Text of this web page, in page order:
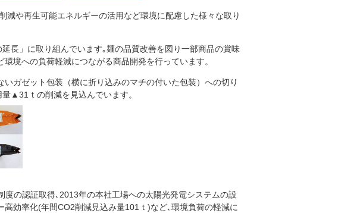
減や再生可能エネルギーの活用など環境に配慮した様々な取り
長」に取り組んでいます｡麺の品質改善を図り一部商品の賞味
境への負荷軽減につながる商品開発を行っています。
ガゼット包装（横に折り込みのマチの付いた包装）への切り
▲31ｔの削減を見込んでいます。
の認証取得､2013年の本社工場への太陽光発電システムの設
効率化(年間CO2削減見込み量101ｔ)など､環境負荷の軽減に